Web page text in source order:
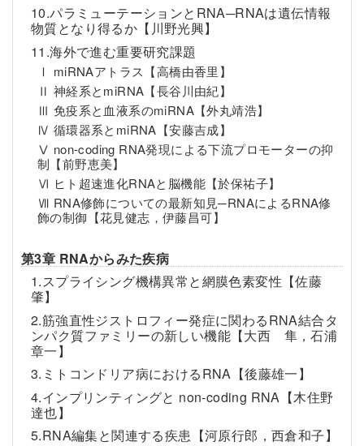
10.パラミューテーションとRNA─RNAは遺伝情報
物質となり得るか【川野光興】
11.海外で進む重要研究課題
Ⅰ miRNAアトラス【高橋由香里】
Ⅱ 神経系とmiRNA【長谷川由紀】
Ⅲ 免疫系と血液系のmiRNA【外丸靖浩】
Ⅳ 循環器系とmiRNA【安藤吉成】
Ⅴ non-coding RNA発現による下流プロモーターの抑
制【前野恵美】
Ⅵ ヒト超速進化RNAと脳機能【於保祐子】
Ⅶ RNA修飾についての最新知見─RNAによるRNA修
飾の制御【花見健志，伊藤昌可】
第3章 RNAからみた疾病
1.スプライシング機構異常と網膜色素変性【佐藤
肇】
2.筋強直性ジストロフィー発症に関わるRNA結合タ
ンパク質ファミリーの新しい機能【大西 隼，石浦
章一】
3.ミトコンドリア病におけるRNA【後藤雄一】
4.インプリンティングと non-coding RNA【木住野
達也】
5.RNA編集と関連する疾患【河原行郎，西倉和子】